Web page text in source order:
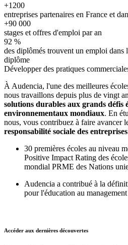
+1200
entreprises partenaires en France et
+90 000
stages et offres d'emploi par an
92 %
des diplômés trouvent un emploi dans
diplôme
Développer des pratiques
À Audencia, l'une des meilleures
nous travaillons depuis plus de vingt
solutions durables aux grands défis
environnementaux mondiaux. En
nous, vous contribuez à faire avancer
responsabilité sociale des entreprises
30 premières écoles au niveau
Positive Impact Rating des
mondial PRME des Nations
Audencia a contribué à la
pour l'éducation au
Accéder aux dernières découvertes